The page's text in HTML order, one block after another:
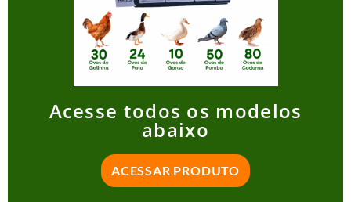
Acesse todos os modelos
abaixo
ACESSAR PRODUTO